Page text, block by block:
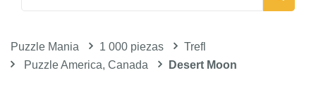
Puzzle Mania 1 000 piezas
Trefl
Puzzle America, Canada
Desert Moon